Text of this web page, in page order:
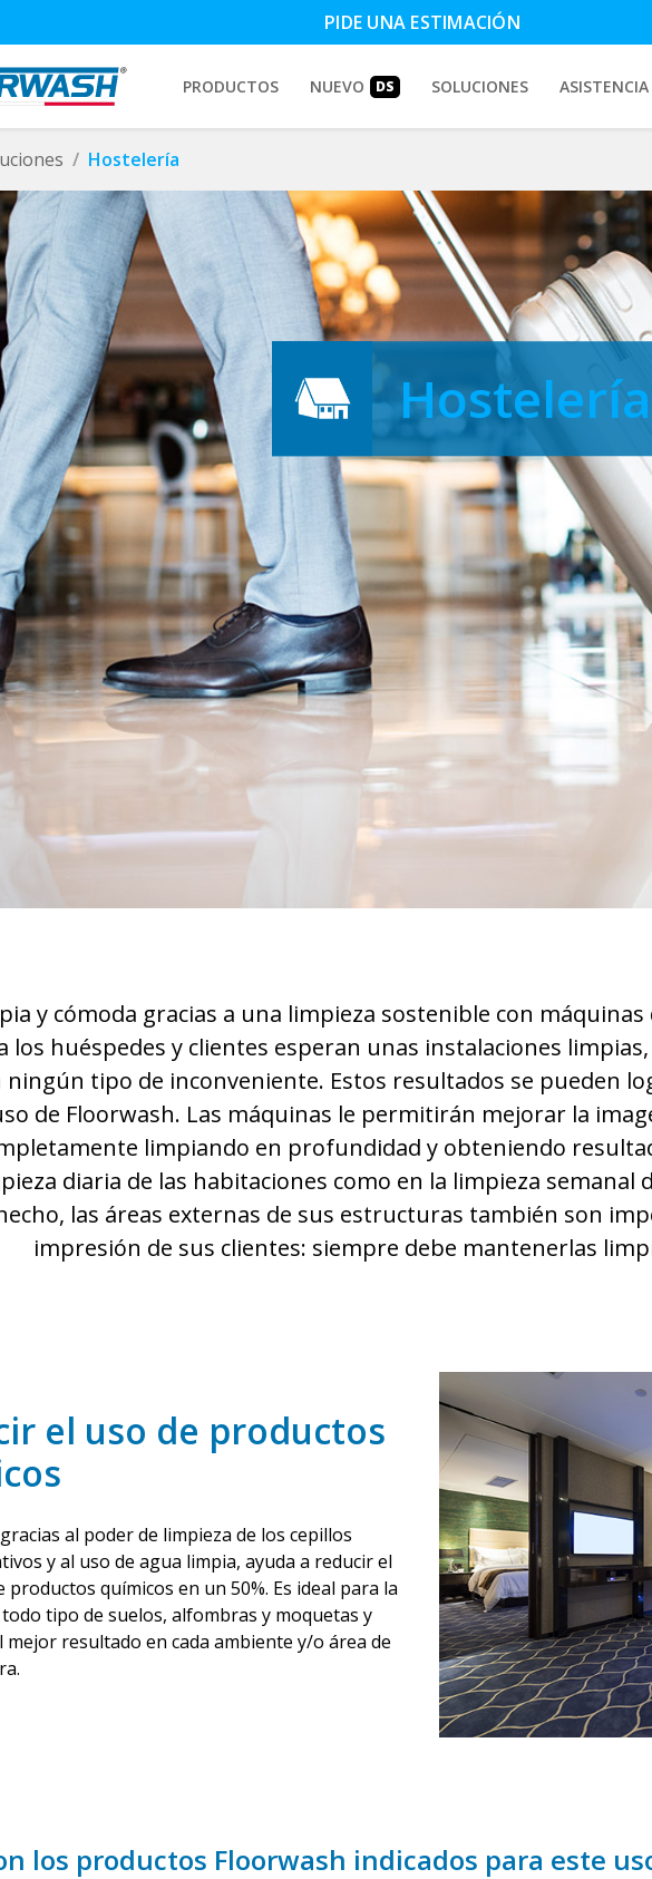
PIDE UNA ESTIMACIÓN
PRODUCTOS NUEVO DS SOLUCIONES ASISTENCIA
Hostelería
Hostelería
y cómoda gracias a una limpieza sostenible con máquinas
los huéspedes y clientes esperan unas instalaciones
ningún tipo de inconveniente. Estos resultados se pueden
de Floorwash. Las máquinas le permitirán mejorar la
limpiando en profundidad y obteniendo
diaria de las habitaciones como en la limpieza semanal
las áreas externas de sus estructuras también son
impresión de sus clientes: siempre debe mantenerlas
el uso de productos
al poder de limpieza de los cepillos
y al uso de agua limpia, ayuda a reducir el
productos químicos en un 50%. Es ideal para la
tipo de suelos, alfombras y moquetas y
mejor resultado en cada ambiente y/o área de
los productos Floorwash indicados para este